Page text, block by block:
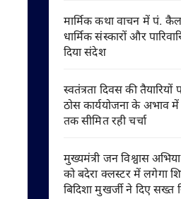
मार्मिक कथा वाचन में पं.
धार्मिक संस्कारों और
दिया संदेश
स्वतंत्रता दिवस की
ठोस कार्ययोजना के अभाव
तक सीमित रही चर्चा
मुख्यमंत्री जन विश्वास
को बदेरा क्लस्टर में लगेगा
बिदिशा मुखर्जी ने दिए सख्त